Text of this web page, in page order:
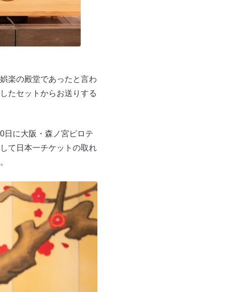
楽の殿堂であったと言わ
たセットからお送りする
日に大阪・森ノ宮ピロテ
て日本一チケットの取れ